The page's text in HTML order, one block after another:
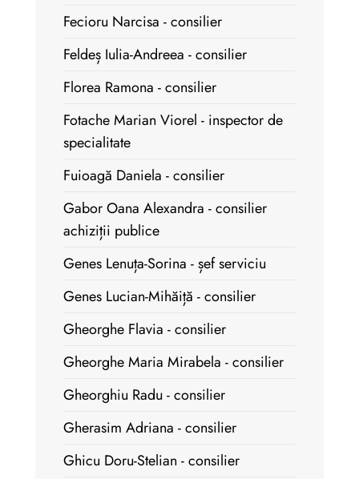
Fecioru Narcisa - consilier
Feldeș Iulia-Andreea - consilier
Florea Ramona - consilier
Fotache Marian Viorel - inspector de
specialitate
Fuioagă Daniela - consilier
Gabor Oana Alexandra - consilier
achiziții publice
Genes Lenuța-Sorina - șef serviciu
Genes Lucian-Mihăiță - consilier
Gheorghe Flavia - consilier
Gheorghe Maria Mirabela - consilier
Gheorghiu Radu - consilier
Gherasim Adriana - consilier
Ghicu Doru-Stelian - consilier